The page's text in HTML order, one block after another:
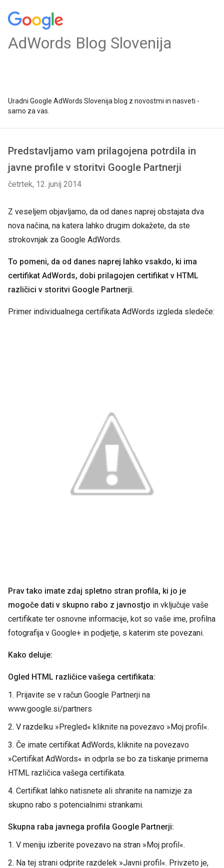
AdWords Blog Slovenija
Uradni Google AdWords Slovenija blog z novostmi in nasveti -
samo za vas.
Predstavljamo vam prilagojena potrdila in
javne profile v storitvi Google Partnerji
četrtek, 12. junij 2014
Z veseljem objavljamo, da od danes naprej obstajata dva
nova načina, na katera lahko drugim dokažete, da ste
strokovnjak za Google AdWords.
To pomeni, da od danes naprej lahko vsakdo, ki ima
certifikat AdWords, dobi prilagojen certifikat v HTML
različici v storitvi Google Partnerji.
Primer individualnega certifikata AdWords izgleda sledeče:
Prav tako imate zdaj spletno stran profila, ki jo je
mogoče dati v skupno rabo z javnostjo in vključuje vaše
certifikate ter osnovne informacije, kot so vaše ime, profilna
fotografija v Google+ in podjetje, s katerim ste povezani.
Kako deluje:
Ogled HTML različice vašega certifikata:
1. Prijavite se v račun Google Partnerji na
www.google.si/partners
2. V razdelku »Pregled« kliknite na povezavo »Moj profil«.
3. Če imate certifikat AdWords, kliknite na povezavo
»Certifikat AdWords« in odprla se bo za tiskanje primerna
HTML različica vašega certifikata.
4. Certifikat lahko natisnete ali shranite na namizje za
skupno rabo s potencialnimi strankami.
Skupna raba javnega profila Google Partnerji:
1. V meniju izberite povezavo na stran »Moj profil«.
2. Na tej strani odprite razdelek »Javni profil«. Privzeto je,